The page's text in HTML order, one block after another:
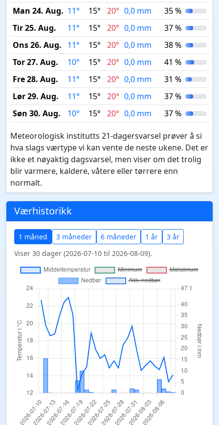
Man 24. Aug. 11° 15° 20° 0,0 mm
35 %
Tir 25. Aug.
11° 15° 20° 0,0 mm
37 %
Ons 26. Aug.
11° 15° 20° 0,0 mm
38 %
Tor 27. Aug.
10° 15° 20° 0,0 mm
41 %
Fre 28. Aug.
11° 15° 20° 0,0 mm
31 %
Lør 29. Aug.
11° 15° 20° 0,0 mm
37 %
Søn 30. Aug.
10° 15° 20° 0,0 mm 37 %
Meteorologisk institutts 21-dagersvarsel prøver å si
hva slags værtype vi kan vente de neste ukene. Det er
ikke et nøyaktig dagsvarsel, men viser om det trolig
blir varmere, kaldere, våtere eller tørrere enn
normalt.
Værhistorikk
1 måned 3 måneder 6 måneder 1 år
3 år
Viser 30 dager (2026-07-10 til 2026-08-09).